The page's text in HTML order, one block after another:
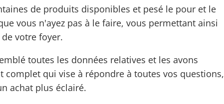
de produits disponibles et pesé le pour et le
vous n'ayez pas à le faire, vous permettant ainsi
votre foyer.
toutes les données relatives et les avons
complet qui vise à répondre à toutes vos questions,
achat plus éclairé.